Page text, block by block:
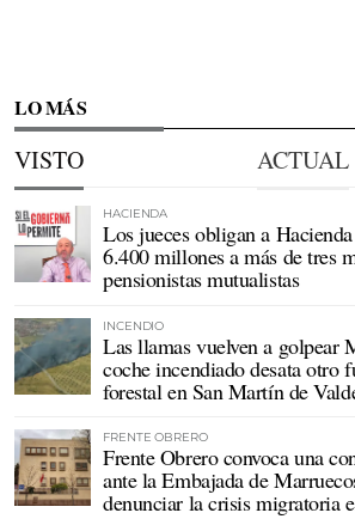
LO MÁS
VISTO ACTUAL
HACIENDA
Los jueces obligan a
6.400 millones a más de tres
pensionistas mutualistas
INCENDIO
Las llamas vuelven a golpear
coche incendiado desata otro
forestal en San Martín de
FRENTE OBRERO
Frente Obrero convoca una
ante la Embajada de
denunciar la crisis migratoria